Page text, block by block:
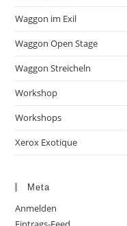
Waggon im Exil
Waggon Open Stage
Waggon Streicheln
Workshop
Workshops
Xerox Exotique
Meta
Anmelden